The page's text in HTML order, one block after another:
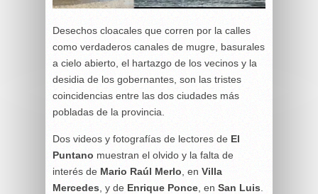
Desechos cloacales que corren por la calles
como verdaderos canales de mugre, basurales
a cielo abierto, el hartazgo de los vecinos y la
desidia de los gobernantes, son las tristes
coincidencias entre las dos ciudades más
pobladas de la provincia.
Dos videos y fotografías de lectores de El
Puntano muestran el olvido y la falta de
interés de Mario Raúl Merlo , en Villa
Mercedes , y de Enrique Ponce , en San Luis